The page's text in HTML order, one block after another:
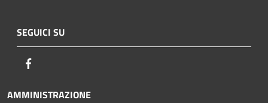
SEGUICI SU
AMMINISTRAZIONE